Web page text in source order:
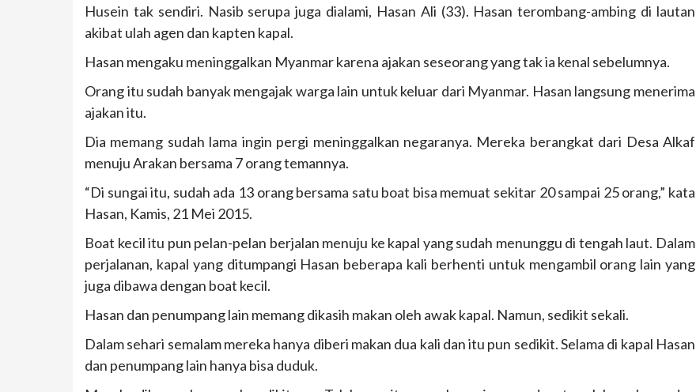
Husein tak sendiri. Nasib serupa juga dialami, Hasan Ali (33). Hasan terombang-ambing di lautan
akibat ulah agen dan kapten kapal.
Hasan mengaku meninggalkan Myanmar karena ajakan seseorang yang tak ia kenal sebelumnya.
Orang itu sudah banyak mengajak warga lain untuk keluar dari Myanmar. Hasan langsung menerima
ajakan itu.
Dia memang sudah lama ingin pergi meninggalkan negaranya. Mereka berangkat dari Desa Alkaf
menuju Arakan bersama 7 orang temannya.
“Di sungai itu, sudah ada 13 orang bersama satu boat bisa memuat sekitar 20 sampai 25 orang,” kata
Hasan, Kamis, 21 Mei 2015.
Boat kecil itu pun pelan-pelan berjalan menuju ke kapal yang sudah menunggu di tengah laut. Dalam
perjalanan, kapal yang ditumpangi Hasan beberapa kali berhenti untuk mengambil orang lain yang
juga dibawa dengan boat kecil.
Hasan dan penumpang lain memang dikasih makan oleh awak kapal. Namun, sedikit sekali.
Dalam sehari semalam mereka hanya diberi makan dua kali dan itu pun sedikit. Selama di kapal Hasan
dan penumpang lain hanya bisa duduk.